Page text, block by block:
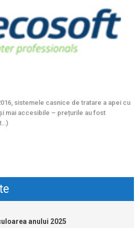
sistemele casnice de tratare a apei cu
mai accesibile – prețurile au fost
anului 2025